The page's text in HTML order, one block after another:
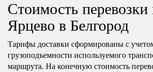
Стоимость перевозки
Ярцево в Белгород
Тарифы доставки сформированы с
грузоподъемности используемого
маршрута. На конечную стоимость